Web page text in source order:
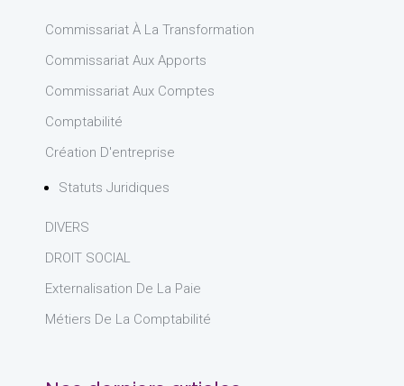
Commissariat À La Transformation
Commissariat Aux Apports
Commissariat Aux Comptes
Comptabilité
Création D'entreprise
Statuts Juridiques
DIVERS
DROIT SOCIAL
Externalisation De La Paie
Métiers De La Comptabilité